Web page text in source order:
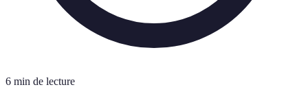
6 min de lecture